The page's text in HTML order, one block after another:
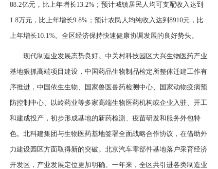
88.2亿元，比上年增长13.2%；预计城镇居民人均可支配收入达到
1.8万元，比上年增长9.8%；预计农民人均纯收入达到8910元，比
上年增长10.1%。全区经济保持快速健康协调发展的良好势头。
现代制造业发展态势良好。中关村科技园区大兴生物医药产业
基地狠抓高端项目建设，中国药品生物制品检定所整体迁建工作有
序推进，中国依生生物、国家兽医兽药检测中心、国家动物疫病预
防控制中心、以岭药业等多家高端生物医药机构或企业入驻、开工
和建成投产，初步形成基地的新药检测、疫苗研发和服务外包特
色。北科建集团与生物医药基地签署全面战略合作协议，在借助外
力建设园区方面取得新的突破。北京汽车零部件基地落户采育经济
开发区，产业发展定位更加明确。一年来，全区共引进各类制造业